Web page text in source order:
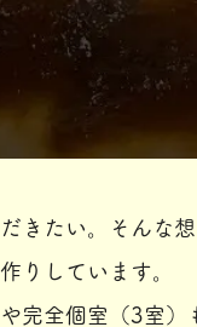
きたい。
そんな
りしています。
完全個室（3室）